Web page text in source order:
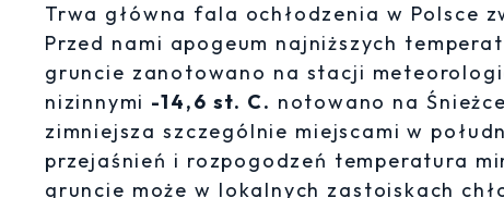
Trwa główna fala ochłodzenia w Polsce
Przed nami apogeum najniższych
gruncie zanotowano na stacji
nizinnymi -14,6 st. C. notowano na
zimniejsza szczególnie miejscami w
przejaśnień i rozpogodzeń temperatura
gruncie może w lokalnych zastoiskach